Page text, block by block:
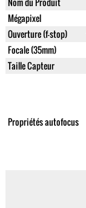
Mégapixel
Ouverture (f-stop)
Focale (35mm)
Taille Capteur
Propriétés autofocus